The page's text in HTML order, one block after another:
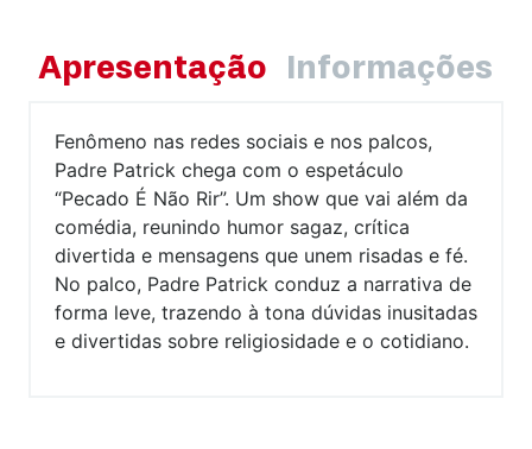
Apresentação Informações
Fenômeno nas redes sociais e nos palcos,
Padre Patrick chega com o espetáculo
“Pecado É Não Rir”. Um show que vai além da
comédia, reunindo humor sagaz, crítica
divertida e mensagens que unem risadas e fé.
No palco, Padre Patrick conduz a narrativa de
forma leve, trazendo à tona dúvidas inusitadas
e divertidas sobre religiosidade e o cotidiano.